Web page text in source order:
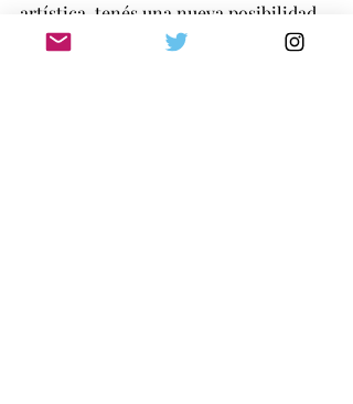
artística, tenés una nueva posibilidad
y es realmente un placer que se siga